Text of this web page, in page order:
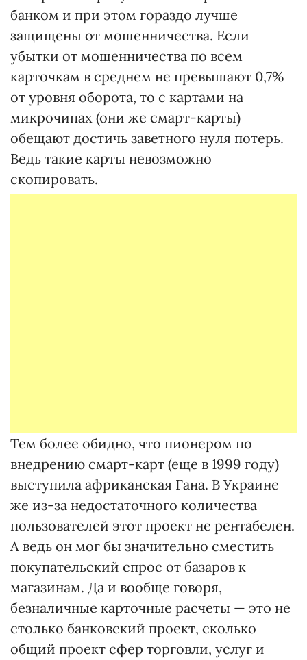
банком и при этом гораздо лучше
защищены от мошенничества. Если
убытки от мошенничества по всем
карточкам в среднем не превышают 0,7%
от уровня оборота, то с картами на
микрочипах (они же смарт-карты)
обещают достичь заветного нуля потерь.
Ведь такие карты невозможно
скопировать.
Тем более обидно, что пионером по
внедрению смарт-карт (еще в 1999 году)
выступила африканская Гана. В Украине
же из-за недостаточного количества
пользователей этот проект не рентабелен.
А ведь он мог бы значительно сместить
покупательский спрос от базаров к
магазинам. Да и вообще говоря,
безналичные карточные расчеты — это не
столько банковский проект, сколько
общий проект сфер торговли, услуг и